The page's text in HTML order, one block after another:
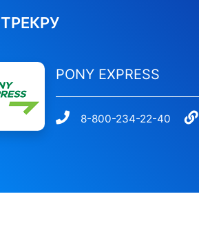
ТРЕКРУ
PONY EXPRESS
8-800-234-22-40